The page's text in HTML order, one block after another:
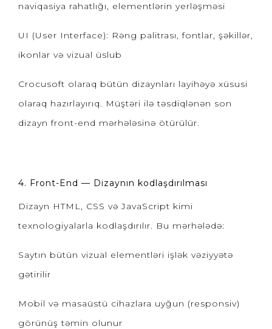
naviqasiya rahatlığı, elementlərin yerləşməsi
UI (User Interface): Rəng palitrası, fontlar, şəkillər,
ikonlar və vizual üslub
Crocusoft olaraq bütün dizaynları layihəyə xüsusi
olaraq hazırlayırıq. Müştəri ilə təsdiqlənən son
dizayn front-end mərhələsinə ötürülür.
4. Front-End — Dizaynın kodlaşdırılması
Dizayn HTML, CSS və JavaScript kimi
texnologiyalarla kodlaşdırılır. Bu mərhələdə:
Saytın bütün vizual elementləri işlək vəziyyətə
gətirilir
Mobil və masaüstü cihazlara uyğun (responsiv)
görünüş təmin olunur